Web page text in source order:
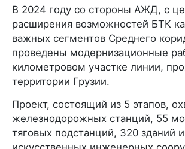
В 2024 году со стороны АЖД, с
расширения возможностей БТК
важных сегментов Среднего
проведены модернизационные
километровом участке линии,
территории Грузии.
Проект, состоящий из 5 этапов,
железнодорожных станций, 55
тяговых подстанций, 320 зданий и